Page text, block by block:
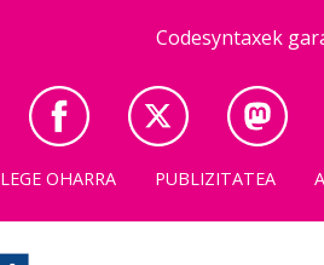
Codesyntaxek
LEGE OHARRA PUBLIZITATEA